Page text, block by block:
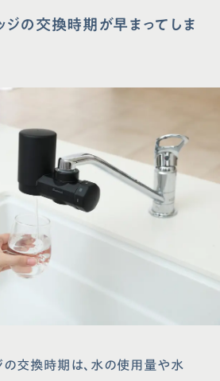
ジの交換時期が早まってしま
の交換時期は、水の使用量や水